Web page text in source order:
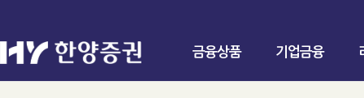
금융상품 기업금융